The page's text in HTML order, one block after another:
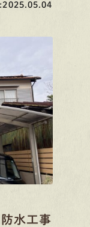
:2025.05.04
水工事